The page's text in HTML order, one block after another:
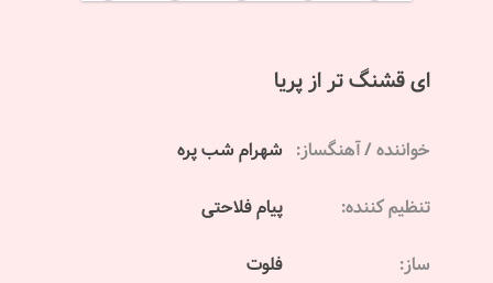
ای قشنگ تر از پریا
خواننده / آهنگساز: شهرام شب پره
تنظیم کننده: پیام فلاحتی
ساز: فلوت